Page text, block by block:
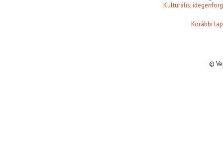
Kulturális,
Korábbi
©